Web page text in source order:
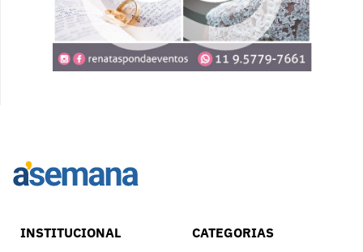
INSTITUCIONAL CATEGORIAS